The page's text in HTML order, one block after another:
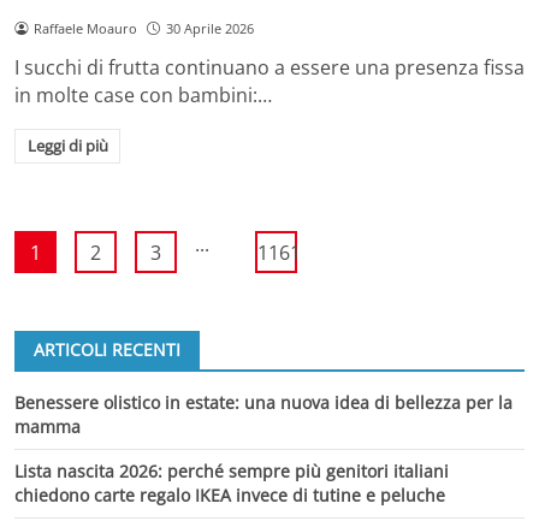
Raffaele Moauro 30 Aprile 2026
I succhi di frutta continuano a essere una presenza fissa
in molte case con bambini:…
Leggi di più
1 2 3 ... 1161
ARTICOLI RECENTI
Benessere olistico in estate: una nuova idea di bellezza per la
mamma
Lista nascita 2026: perché sempre più genitori italiani
chiedono carte regalo IKEA invece di tutine e peluche